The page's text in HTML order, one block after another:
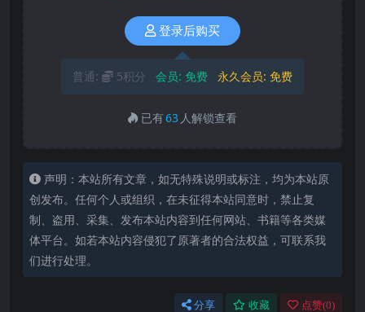
登录后购买
普通: 5积分 会员: 免费 永久会员: 免费
已有63 人解锁查看
声明：本站所有文章，如无特殊说明或标注，均为本站原
创发布。任何个人或组织，在未征得本站同意时，禁止复
制、盗用、采集、发布本站内容到任何网站、书籍等各类媒
体平台。如若本站内容侵犯了原著者的合法权益，可联系我
们进行处理。
分享 收藏 点赞(0)